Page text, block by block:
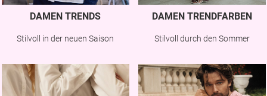
DAMEN TRENDS
Stilvoll in der neuen Saison
DAMEN TRENDFARBEN
Stilvoll durch den Sommer